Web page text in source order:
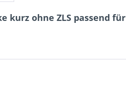
ohne ZLS passend für